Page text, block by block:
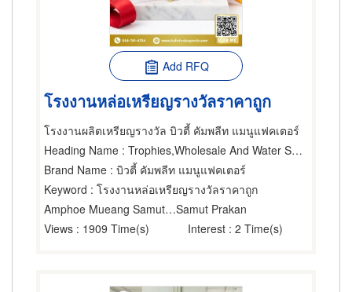
Add RFQ
โรงงานหล่อเหรียญรางวัลราคาถูก
โรงงานผลิตเหรียญรางวัล บิวตี้ คัมพลีท แมนูแฟคเตอร์
Heading Name : Trophies,Wholesale And Water Sports Equipment Manufacturer.,Sporting Goods
Brand Name : บิวตี้ คัมพลีท แมนูแฟคเตอร์
Keyword : โรงงานหล่อเหรียญรางวัลราคาถูก
Amphoe Mueang Samut PrakarnSamut Prakan
Views : 1909 Time(s) Interest : 2 Time(s)